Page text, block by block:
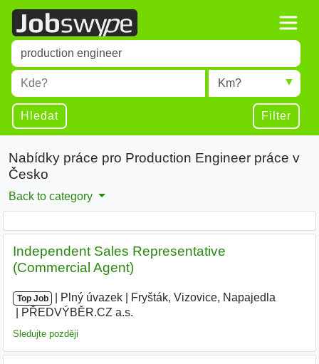
Title
Type 1 or more characters for results.
Místo
Type 1 or more characters for results.
Radius
Hledat Filter
Nabídky práce pro Production Engineer práce v
Česko
Back to category
Independent Sales Representative
(Commercial Agent)
Top Job Plný úvazek Fryšták, Vizovice, Napajedla
PŘEDVÝBĚR.CZ a.s.
Sledujte později